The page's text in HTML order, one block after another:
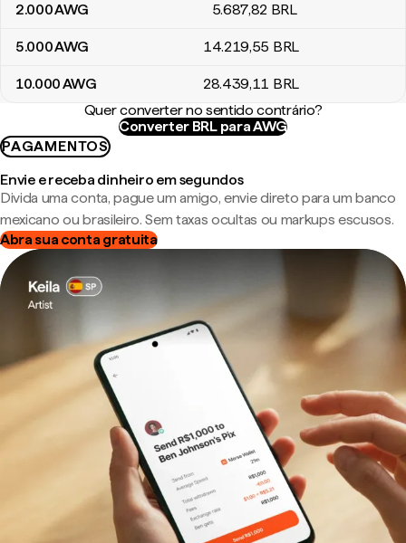
2.000AWG 5.687,82 BRL
5.000AWG 14.219,55 BRL
10.000AWG 28.439,11 BRL
Quer converter no sentido contrário?
Converter BRL para AWG
PAGAMENTOS
Envie e receba dinheiro em segundos
Divida uma conta, pague um amigo, envie direto para um banco
mexicano ou brasileiro. Sem taxas ocultas ou markups escusos.
Abra sua conta gratuita